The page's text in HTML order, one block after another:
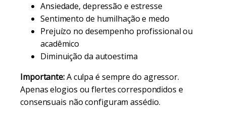
Ansiedade, depressão e estresse
Sentimento de humilhação e medo
Prejuízo no desempenho profissional ou
acadêmico
Diminuição da autoestima
Importante:A culpa é sempre do agressor.
Apenas elogios ou flertes correspondidos e
consensuais não configuram assédio.